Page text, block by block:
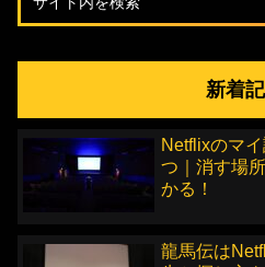
新着
Netflixのマ
つ｜消す場
かる！
龍馬伝は